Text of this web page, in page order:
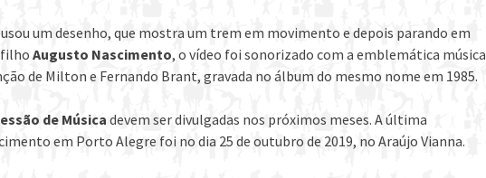
um desenho, que mostra um trem em movimento e depois parando em
filho Augusto Nascimento, o vídeo foi sonorizado com a emblemática música
de Milton e Fernando Brant, gravada no álbum do mesmo nome em 1985.
de Música devem ser divulgadas nos próximos meses. A última
em Porto Alegre foi no dia 25 de outubro de 2019, no Araújo Vianna.